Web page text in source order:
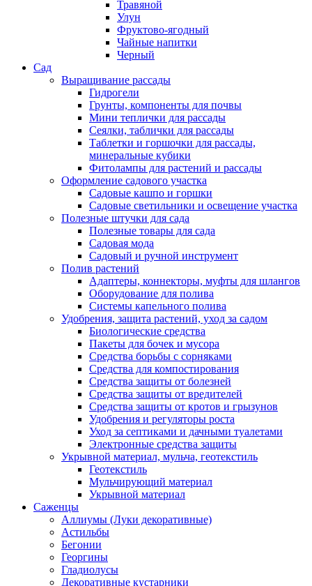
Травяной
Улун
Фруктово-ягодный
Чайные напитки
Черный
Сад
Выращивание рассады
Гидрогели
Грунты, компоненты для почвы
Мини теплички для рассады
Сеялки, таблички для рассады
Таблетки и горшочки для рассады,
минеральные кубики
Фитолампы для растений и рассады
Оформление садового участка
Садовые кашпо и горшки
Садовые светильники и освещение участка
Полезные штучки для сада
Полезные товары для сада
Садовая мода
Садовый и ручной инструмент
Полив растений
Адаптеры, коннекторы, муфты для шлангов
Оборудование для полива
Системы капельного полива
Удобрения, защита растений, уход за садом
Биологические средства
Пакеты для бочек и мусора
Средства борьбы с сорняками
Средства для компостирования
Средства защиты от болезней
Средства защиты от вредителей
Средства защиты от кротов и грызунов
Удобрения и регуляторы роста
Уход за септиками и дачными туалетами
Электронные средства защиты
Укрывной материал, мульча, геотекстиль
Геотекстиль
Мульчирующий материал
Укрывной материал
Саженцы
Аллиумы (Луки декоративные)
Астильбы
Бегонии
Георгины
Гладиолусы
Декоративные кустарники